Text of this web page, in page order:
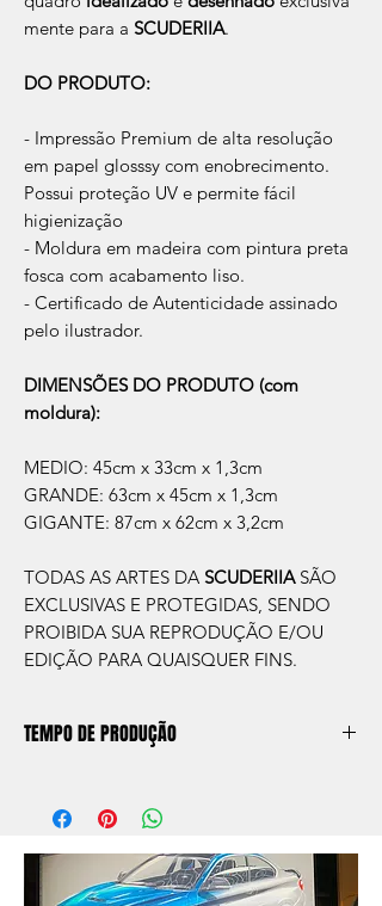
mente para a SCUDERIIA.
DO PRODUTO:
- Impressão Premium de alta resolução
em papel glosssy com enobrecimento.
Possui proteção UV e permite fácil
higienização
- Moldura em madeira com pintura preta
fosca com acabamento liso.
- Certificado de Autenticidade assinado
pelo ilustrador.
DIMENSÕES DO PRODUTO (com
moldura):
MEDIO: 45cm x 33cm x 1,3cm
GRANDE: 63cm x 45cm x 1,3cm
GIGANTE: 87cm x 62cm x 3,2cm
TODAS AS ARTES DA SCUDERIIA SÃO
EXCLUSIVAS E PROTEGIDAS, SENDO
PROIBIDA SUA REPRODUÇÃO E/OU
EDIÇÃO PARA QUAISQUER FINS.
TEMPO DE PRODUÇÃO
aprox. 5 dias úteis, após a confirmação de
compra.
Após a produçao, seguimos com o envio
no endereço que nos for informado na